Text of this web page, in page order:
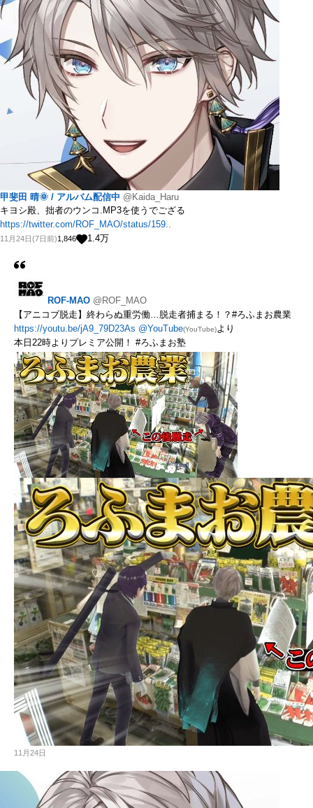
甲斐田 晴🌞 / アルバム配信中 @Kaida_Haru
キヨシ殿、拙者のウンコ.MP3を使うでござる
https://twitter.com/ROF_MAO/status/159..
11月24日(7日前)1,846 1.4万
ROF-MAO @ROF_MAO
【アニコブ脱走】終わらぬ重労働…脱走者捕まる！？#ろふまお農業
https://youtu.be/jA9_79D23As @YouTube(YouTube)より
本日22時よりプレミア公開！ #ろふまお塾
11月24日